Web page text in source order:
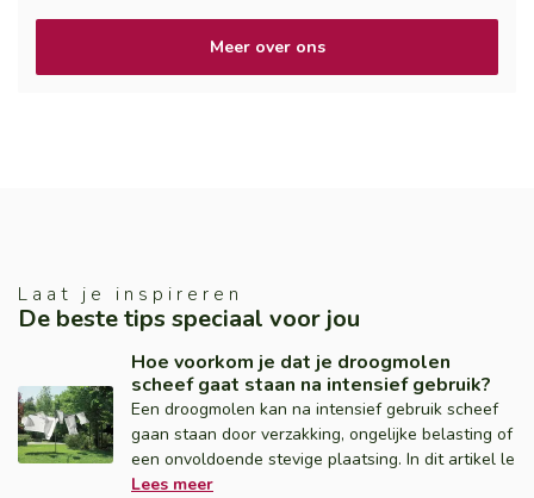
Meer over ons
Laat je inspireren
De beste tips speciaal voor jou
Hoe voorkom je dat je droogmolen
scheef gaat staan na intensief gebruik?
Een droogmolen kan na intensief gebruik scheef
gaan staan door verzakking, ongelijke belasting of
een onvoldoende stevige plaatsing. In dit artikel le
Lees meer